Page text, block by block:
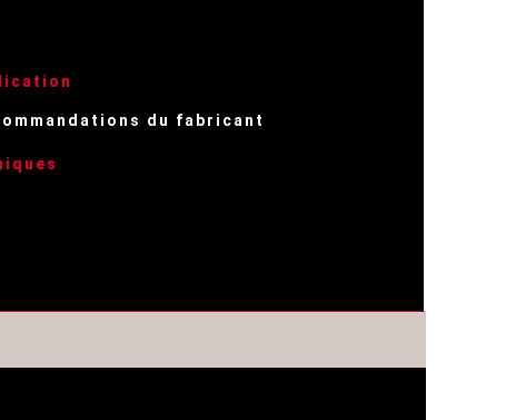
du fabricant